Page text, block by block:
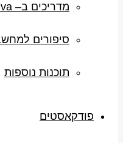
מדריכים ב– canva
סיפורים
תוכנות נוספות
פודקאסטים